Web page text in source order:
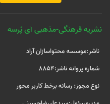
نشریه فرهنگی-مذهبی آی پُرسه
ناشر:موسسه محتواسازان آراد
شماره پروانه ناشر:8854
نوع مجوز: رسانه برخط کاربر محور